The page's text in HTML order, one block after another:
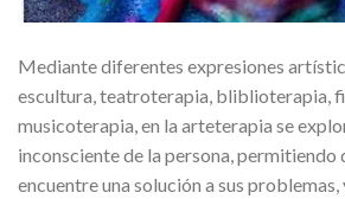
Mediante diferentes expresiones
escultura, teatroterapia, bliblioterapia,
musicoterapia, en la arteterapia se
inconsciente de la persona, permitiendo
encuentre una solución a sus problemas,